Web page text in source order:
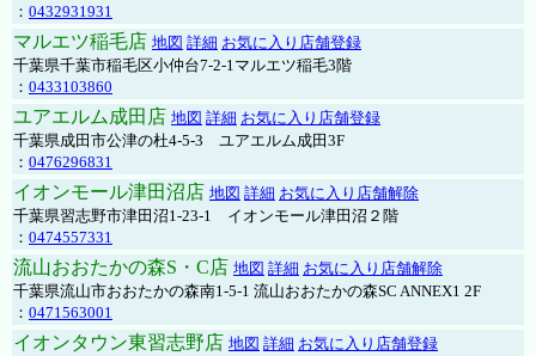
： 0432931931
マルエツ稲毛店 地図 詳細 お気に入り店舗登録
千葉県千葉市稲毛区小仲台7-2-1マルエツ稲毛3階
： 0433103860
ユアエルム成田店 地図 詳細 お気に入り店舗登録
千葉県成田市公津の杜4-5-3 ユアエルム成田3F
： 0476296831
イオンモール津田沼店 地図 詳細 お気に入り店舗解除
千葉県習志野市津田沼1-23-1 イオンモール津田沼２階
： 0474557331
流山おおたかの森S・C店 地図 詳細 お気に入り店舗解除
千葉県流山市おおたかの森南1-5-1 流山おおたかの森SC ANNEX1 2F
： 0471563001
イオンタウン東習志野店 地図 詳細 お気に入り店舗登録